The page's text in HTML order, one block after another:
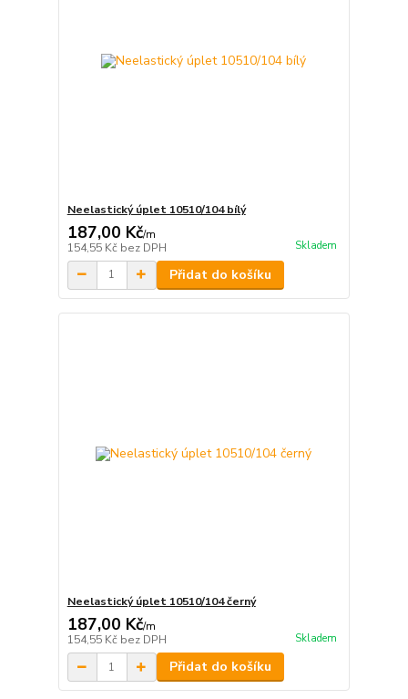
Neelastický úplet 10510/104 bílý
187,00 Kč/m
154,55 Kč bez DPH Skladem
Přidat do košíku
Neelastický úplet 10510/104 černý
187,00 Kč/m
154,55 Kč bez DPH Skladem
Přidat do košíku